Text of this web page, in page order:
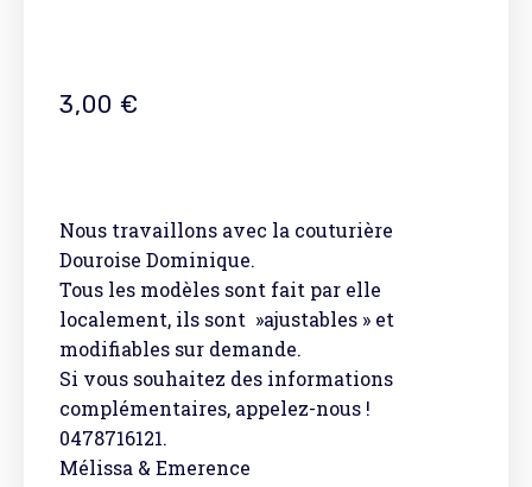
3,00 €
Nous travaillons avec la couturière
Douroise Dominique.
Tous les modèles sont fait par elle
localement, ils sont »ajustables » et
modifiables sur demande.
Si vous souhaitez des informations
complémentaires, appelez-nous !
0478716121.
Mélissa & Emerence